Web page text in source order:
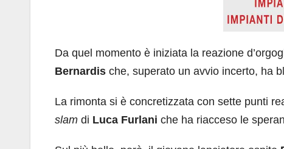
Da quel momento è iniziata la reazione
Bernardis che, superato un avvio incerto, ha
La rimonta si è concretizzata con sette punti
slam di Luca Furlani che ha riacceso le